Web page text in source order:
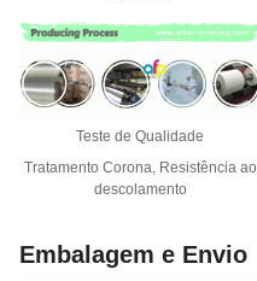
Teste de Qualidade
Tratamento Corona, Resistência ao
descolamento
Embalagem e Envio